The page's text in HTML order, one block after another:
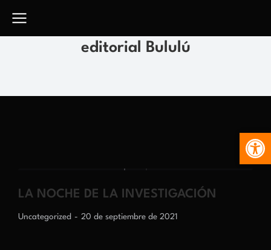
editorial Bululú
LA NOCHE DE LA INVESTIGACIÓN
Uncategorized 20 de septiembre de 2021